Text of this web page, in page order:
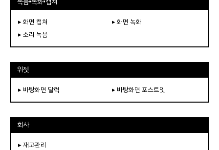
▸ 화면 캡쳐
▸ 화면 녹화
▸ 소리 녹음
위젯
▸ 바탕화면 달력 ▸ 바탕화면 포스트잇
회사
▸ 재고관리